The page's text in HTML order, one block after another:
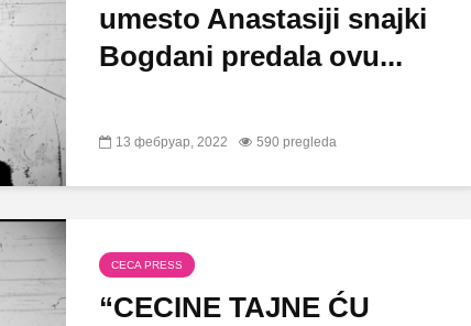
umesto Anastasiji snajki
Bogdani predala ovu...
13 фебруар, 2022 590 pregleda
CECA PRESS
“CECINE TAJNE ĆU